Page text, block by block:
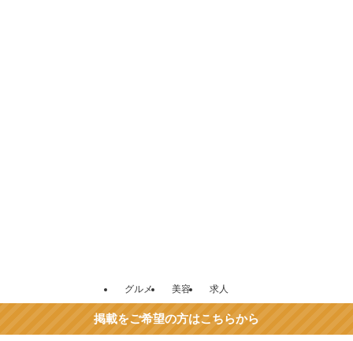
グルメ 美容 求人
掲載をご希望の方はこちらから